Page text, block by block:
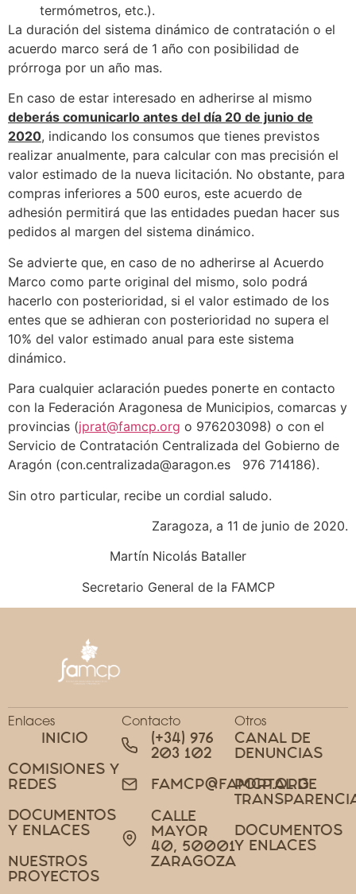
termómetros, etc.).
La duración del sistema dinámico de contratación o el
acuerdo marco será de 1 año con posibilidad de
prórroga por un año mas.
En caso de estar interesado en adherirse al mismo
deberás comunicarlo antes del día 20 de junio de
2020, indicando los consumos que tienes previstos
realizar anualmente, para calcular con mas precisión el
valor estimado de la nueva licitación. No obstante, para
compras inferiores a 500 euros, este acuerdo de
adhesión permitirá que las entidades puedan hacer sus
pedidos al margen del sistema dinámico.
Se advierte que, en caso de no adherirse al Acuerdo
Marco como parte original del mismo, solo podrá
hacerlo con posterioridad, si el valor estimado de los
entes que se adhieran con posterioridad no supera el
10% del valor estimado anual para este sistema
dinámico.
Para cualquier aclaración puedes ponerte en contacto
con la Federación Aragonesa de Municipios, comarcas y
provincias (jprat@famcp.org o 976203098) o con el
Servicio de Contratación Centralizada del Gobierno de
Aragón (con.centralizada@aragon.es 976 714186).
Sin otro particular, recibe un cordial saludo.
Zaragoza, a 11 de junio de 2020.
Martín Nicolás Bataller
Secretario General de la FAMCP
Enlaces
INICIO
COMISIONES Y
REDES
DOCUMENTOS
Y ENLACES
NUESTROS
PROYECTOS
Contacto
(+34) 976
203 102
FAMCP@FAMCP.ORG
CALLE
MAYOR
40, 50001
ZARAGOZA
Otros
CANAL DE
DENUNCIAS
PORTAL DE
DOCUMENTOS
Y ENLACES